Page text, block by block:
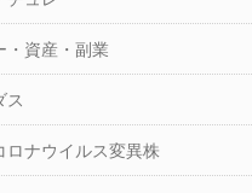
・資産・副業
ス
ロナウイルス変異株